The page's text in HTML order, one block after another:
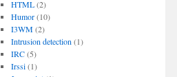
HTML(2)
Humor(10)
I3WM(2)
Intrusion detection (1)
IRC(5)
Irssi(1)